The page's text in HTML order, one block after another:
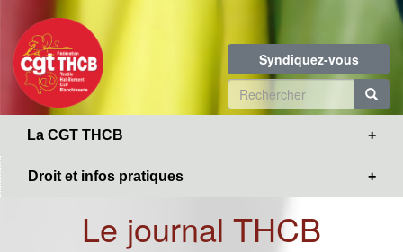
contenu
principal
Syndiquez-vous
Formulaire
de
La CGT THCB
Droit et infos pratiques
Le journal THCB